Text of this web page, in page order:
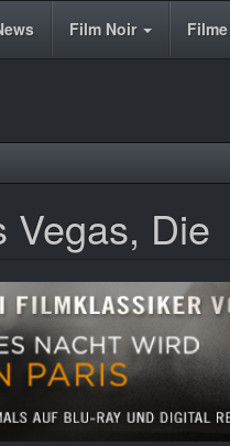
Film Noir Filme
Vegas, Die